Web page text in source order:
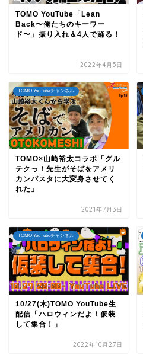
TOMO YouTube「Lean
Back〜俺たちのキーワー
ド〜」振り入れ＆4人で踊る！
2022年4月5日
TOMO YouTubeチャンネル
TOMO×山崎裕太コラボ「グル
テクっ！先生がそばをアメリ
カンパスタに大変身させてく
れた」
2021年7月3日
TOMO YouTubeチャンネル
10/27(木)TOMO YouTube生
配信「ハロウィンだよ！仮装
して集合！」
2022年10月27日